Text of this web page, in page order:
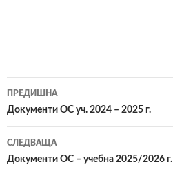
Навигация
в
публикациите
ПРЕДИШНА
Документи ОС уч. 2024 – 2025 г.
СЛЕДВАЩА
Документи ОС – учебна 2025/2026 г.